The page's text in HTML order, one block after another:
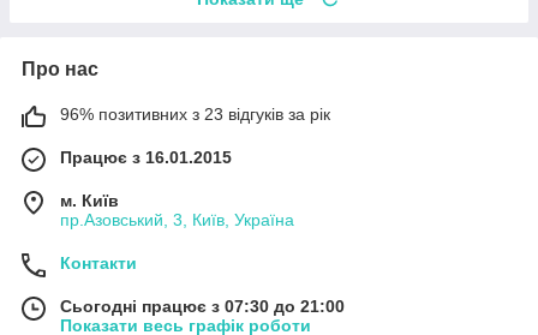
Про нас
96% позитивних з 23 відгуків за рік
Працює з 16.01.2015
м. Київ
пр.Азовський, 3, Київ, Україна
Контакти
Сьогодні працює з 07:30 до 21:00
Показати весь графік роботи